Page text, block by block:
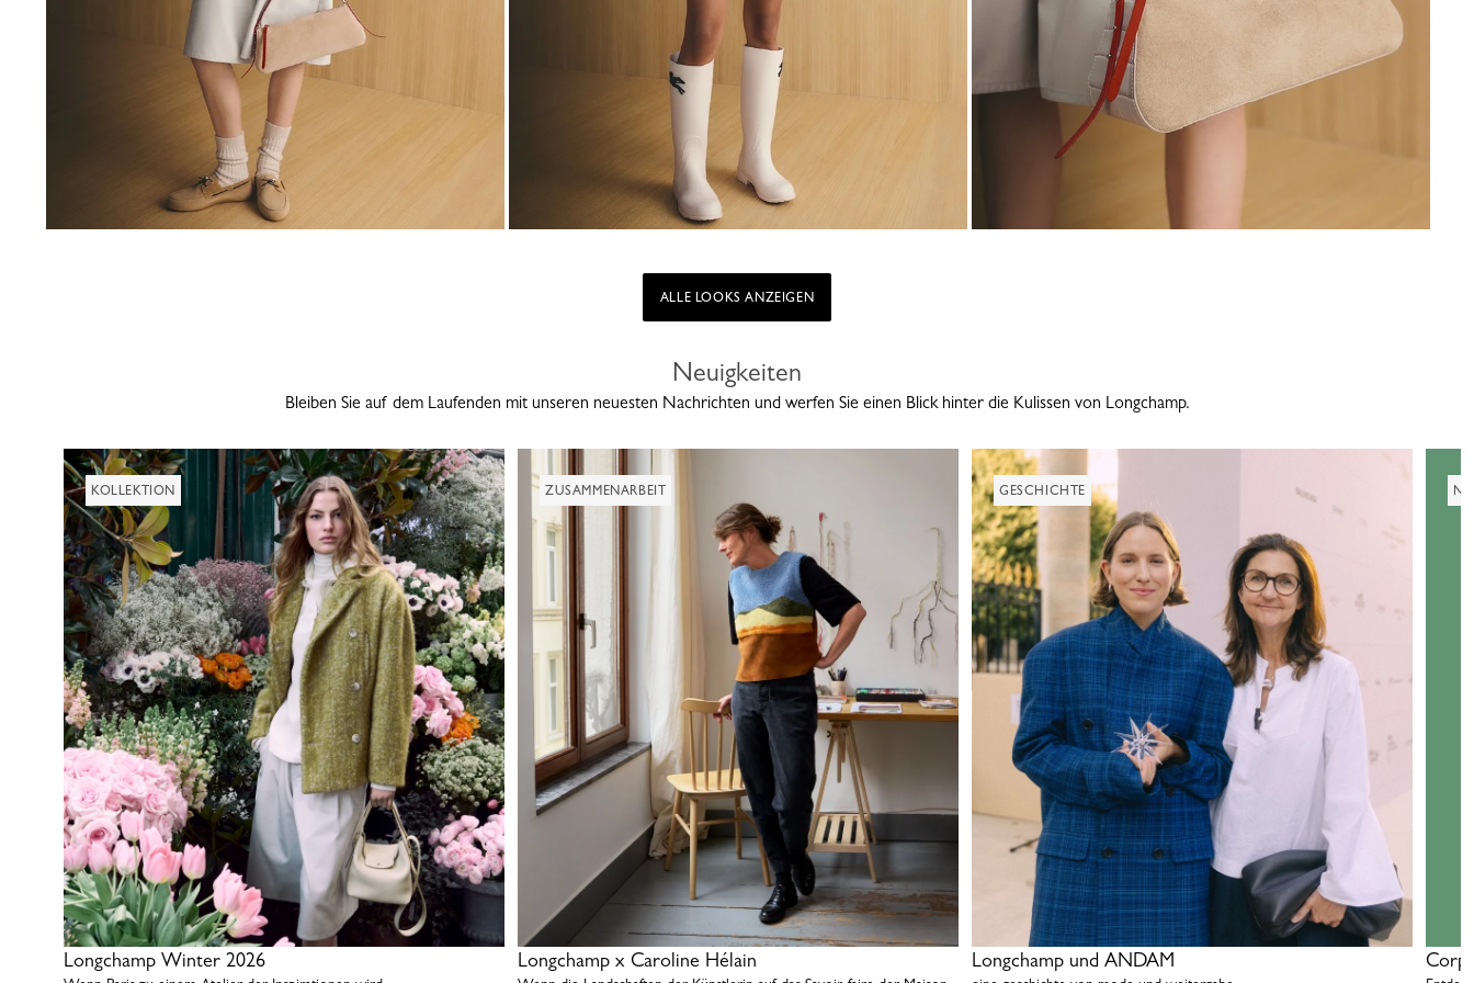
ALLE LOOKS ANZEIGEN
Neuigkeiten
Bleiben Sie auf dem Laufenden mit unseren neuesten Nachrichten und werfen Sie einen Blick hinter die Kulissen von Longchamp.
KOLLEKTION
Longchamp Winter 2026
ZUSAMMENARBEIT
Longchamp x Caroline Hélain
GESCHICHTE
Longchamp und ANDAM